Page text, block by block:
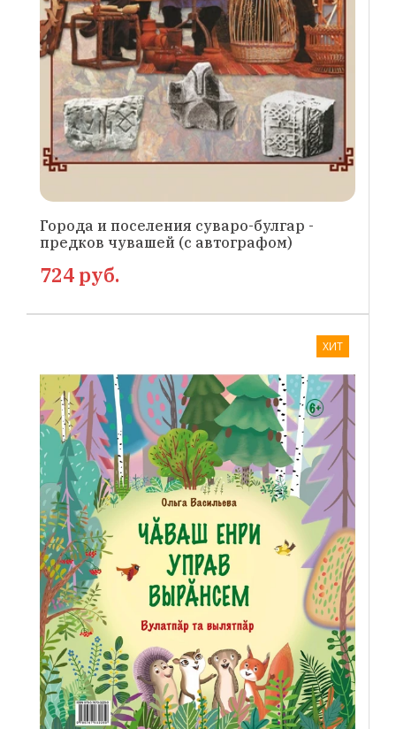
Города и поселения суваро-булгар -
предков чувашей (с автографом)
724 руб.
ХИТ